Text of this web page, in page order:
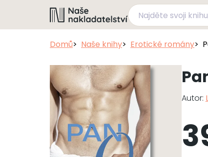
Domů Naše knihy Erotické romány
Autor: